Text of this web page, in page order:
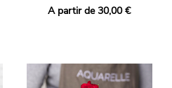
A partir de 30,00 €